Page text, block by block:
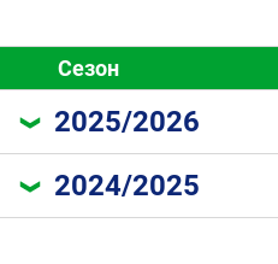
Сезон
2025/2026
2024/2025